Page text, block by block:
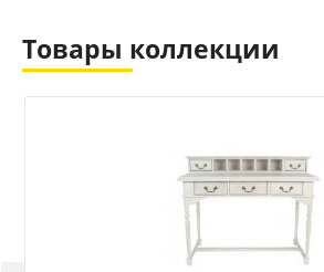
Товары коллекции